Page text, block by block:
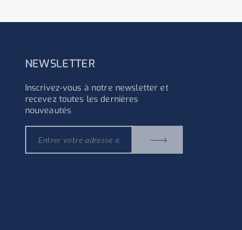
NEWSLETTER
Inscrivez-vous à notre newsletter et
recevez toutes les dernières
nouveautés